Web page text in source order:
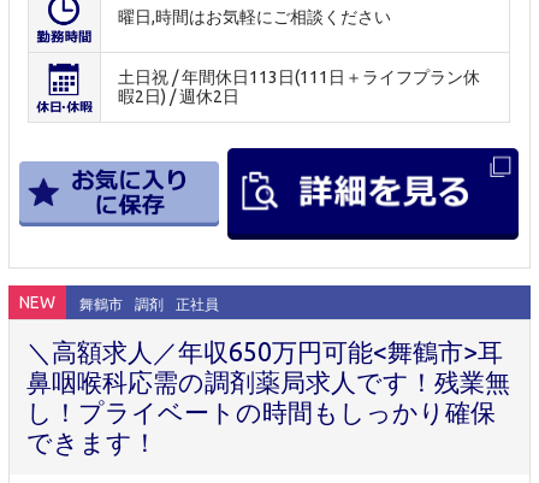
曜日,時間はお気軽にご相談ください
土日祝 / 年間休日113日(111日＋ライフプラン休
暇2日) / 週休2日
NEW 舞鶴市 調剤 正社員
＼高額求人／年収650万円可能<舞鶴市>耳
鼻咽喉科応需の調剤薬局求人です！残業無
し！プライベートの時間もしっかり確保
できます！